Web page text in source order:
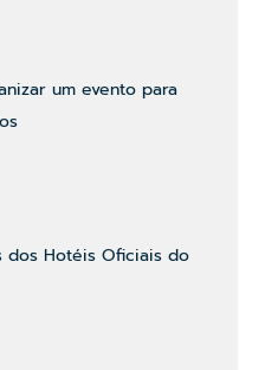
um evento para
dos Hotéis Oficiais do